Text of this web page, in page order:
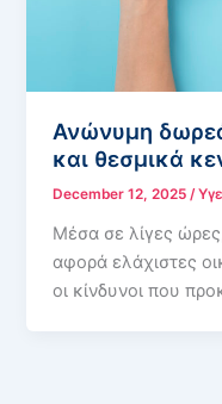
Ανώνυμη
και θεσμικά
December 12, 2025/
Μέσα σε λίγες
αφορά ελάχιστες
οι κίνδυνοι που